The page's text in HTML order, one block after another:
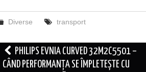
Diverse transport
Post
navigation
PHILIPS EVNIA CURVED 32M2C5501 –
CÂND PERFORMANȚA SE ÎMPLETEȘTE CU